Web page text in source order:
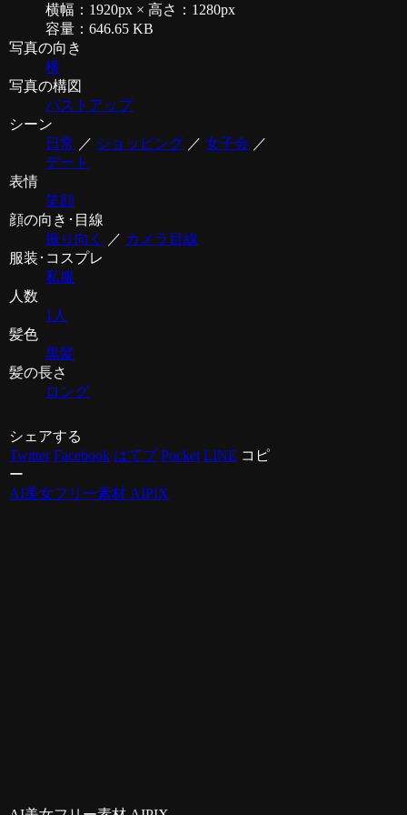
横幅：1920px × 高さ：1280px
容量：646.65 KB
写真の向き
横
写真の構図
バストアップ
シーン
日常 ／ ショッピング ／女子会 ／
デート
表情
笑顔
顔の向き･目線
振り向く
／ カメラ目線
服装･コスプレ
私服
人数
1人
髪色
黒髪
髪の長さ
ロング
シェアする
Twitter Facebook はてブ Pocket LINE コピ
ー
AI美女フリー素材 AIPIX